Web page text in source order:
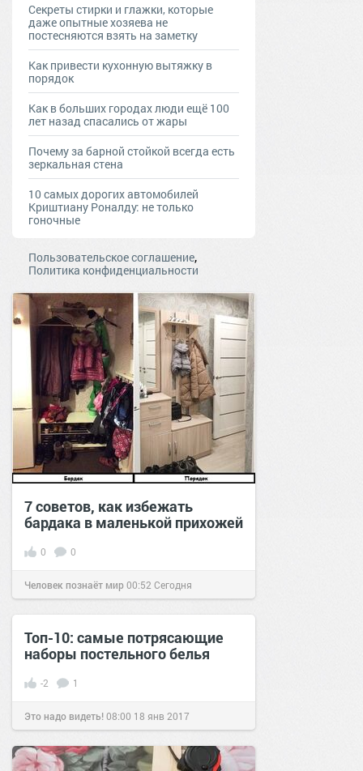
Секреты стирки и глажки, которые
даже опытные хозяева не
постесняются взять на заметку
Как привести кухонную вытяжку в
порядок
Как в больших городах люди ещё 100
лет назад спасались от жары
Почему за барной стойкой всегда есть
зеркальная стена
10 самых дорогих автомобилей
Криштиану Роналду: не только
гоночные
Пользовательское соглашение,
Политика конфиденциальности
7 советов, как избежать
бардака в маленькой прихожей
0 0
Человек познаёт мир00:52 Сегодня
Топ-10: самые потрясающие
наборы постельного белья
-2 1
Это надо видеть!08:00 18 янв 2017